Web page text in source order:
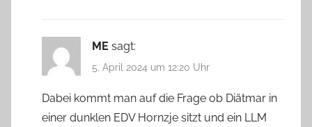
ME sagt:
5. April 2024 um 12:20 Uhr
Dabei kommt man auf die Frage ob Diätmar in
einer dunklen EDV Hornzje sitzt und ein LLM